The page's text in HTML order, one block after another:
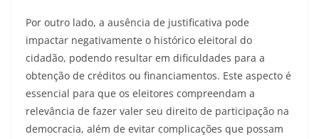
Por outro lado, a ausência de justificativa pode
impactar negativamente o histórico eleitoral do
cidadão, podendo resultar em dificuldades para a
obtenção de créditos ou financiamentos. Este aspecto é
essencial para que os eleitores compreendam a
relevância de fazer valer seu direito de participação na
democracia, além de evitar complicações que possam